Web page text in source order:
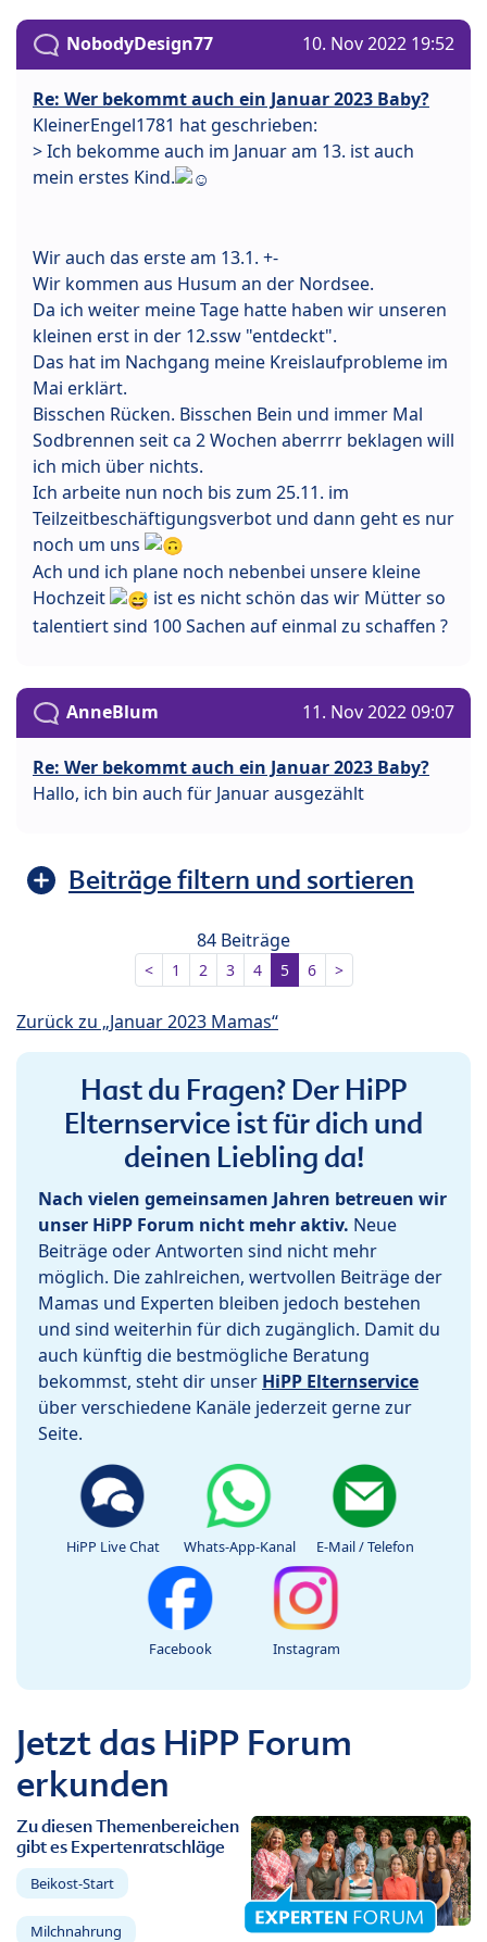
NobodyDesign77 10. Nov 2022 19:52
Re: Wer bekommt auch ein Januar 2023 Baby?
KleinerEngel1781 hat geschrieben:
> Ich bekomme auch im Januar am 13. ist auch
mein erstes Kind.
Wir auch das erste am 13.1. +-
Wir kommen aus Husum an der Nordsee.
Da ich weiter meine Tage hatte haben wir unseren
kleinen erst in der 12.ssw "entdeckt".
Das hat im Nachgang meine Kreislaufprobleme im
Mai erklärt.
Bisschen Rücken. Bisschen Bein und immer Mal
Sodbrennen seit ca 2 Wochen aberrrr beklagen will
ich mich über nichts.
Ich arbeite nun noch bis zum 25.11. im
Teilzeitbeschäftigungsverbot und dann geht es nur
noch um uns
Ach und ich plane noch nebenbei unsere kleine
Hochzeit
ist es nicht schön das wir Mütter so
talentiert sind 100 Sachen auf einmal zu schaffen ?
AnneBlum 11. Nov 2022 09:07
Re: Wer bekommt auch ein Januar 2023 Baby?
Hallo, ich bin auch für Januar ausgezählt
Beiträge filtern und sortieren
84 Beiträge
< 1 2 3 4 5 6 >
Zurück zu „Januar 2023 Mamas“
Hast du Fragen? Der HiPP
Elternservice ist für dich und
deinen Liebling da!
Nach vielen gemeinsamen Jahren betreuen wir
unser HiPP Forum nicht mehr aktiv. Neue
Beiträge oder Antworten sind nicht mehr
möglich. Die zahlreichen, wertvollen Beiträge der
Mamas und Experten bleiben jedoch bestehen
und sind weiterhin für dich zugänglich. Damit du
auch künftig die bestmögliche Beratung
bekommst, steht dir unser HiPP Elternservice
über verschiedene Kanäle jederzeit gerne zur
Seite.
HiPP Live Chat Whats-App-Kanal E-Mail / Telefon
Facebook Instagram
Jetzt das HiPP Forum
erkunden
Zu diesen Themenbereichen
gibt es Expertenratschläge
Beikost-Start
Milchnahrung